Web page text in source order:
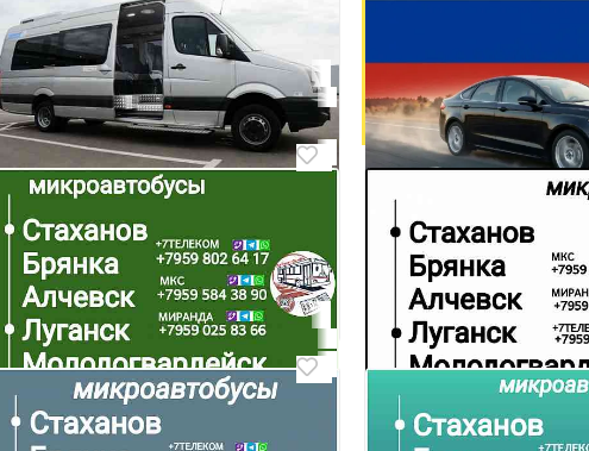
Аренда, заказ, Пассажирские
перевозки
Донецк, Калининский
Бесплатно
₽ 8 000
Перевозки пассажирские
Шахтёрск Варшава билеты автобус
Билеты на автобус Шахтёрск
Варшава Осуществ
Шахтерск
Бесплатно
Трансфер,
перевозки, аренда
свадьбу и торжества.
Донецк